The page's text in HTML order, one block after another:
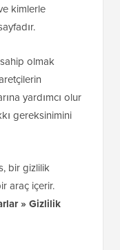
kimlerle
olmak
yardımcı olur
gereksinimini
bir gizlilik
araç içerir.
» Gizlilik